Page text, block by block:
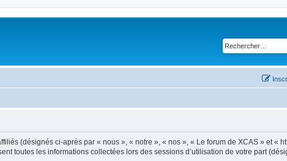
(désignés ci-après par « nous », « notre », « nos », « Le forum de XCAS » et «
toutes les informations collectées lors des sessions d’utilisation de votre part